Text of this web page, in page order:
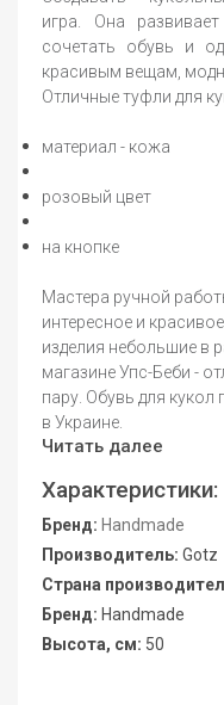
игра. Она
сочетать обувь и
красивым вещам,
Отличные туфли для
материал - кожа
розовый цвет
на кнопке
Мастера ручной
интересное и
изделия небольшие в
магазине Упс-Беби -
пару. Обувь для
в Украине.
Читать далее
Характеристики:
Бренд: Handmade
Производитель: Gotz
Страна
Бренд: Handmade
Высота, см: 50